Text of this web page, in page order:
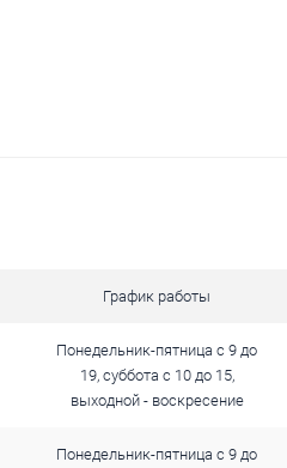
График работы
Понедельник-пятница с 9 до
19, суббота с 10 до 15,
выходной - воскресение
Понедельник-пятница с 9 до